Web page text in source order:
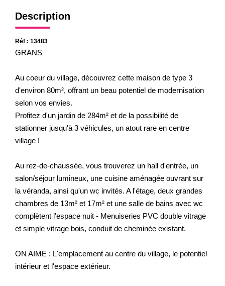
Description
Réf : 13483
GRANS
Au coeur du village, découvrez cette maison de type 3
d'environ 80m², offrant un beau potentiel de modernisation
selon vos envies.
Profitez d'un jardin de 284m² et de la possibilité de
stationner jusqu'à 3 véhicules, un atout rare en centre
village !
Au rez-de-chaussée, vous trouverez un hall d'entrée, un
salon/séjour lumineux, une cuisine aménagée ouvrant sur
la véranda, ainsi qu'un wc invités. A l'étage, deux grandes
chambres de 13m² et 17m² et une salle de bains avec wc
complètent l'espace nuit - Menuiseries PVC double vitrage
et simple vitrage bois, conduit de cheminée existant.
ON AIME : L'emplacement au centre du village, le potentiel
intérieur et l'espace extérieur.